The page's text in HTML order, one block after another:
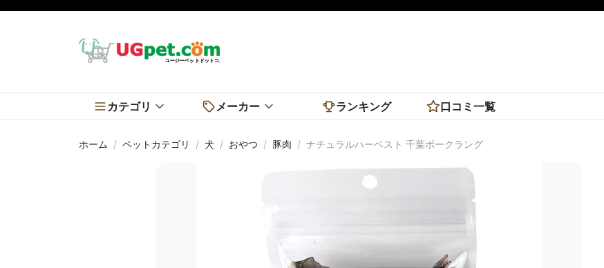
カテゴリ メーカー ランキング 口コミ一覧
ホーム ペットカテゴリ 犬 おやつ 豚肉 ナチュラルハーベスト 千葉ポークラング